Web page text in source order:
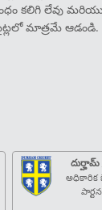
కలిగి లేవు
మాత్రమే
దుర్హామ్
అధికారిక